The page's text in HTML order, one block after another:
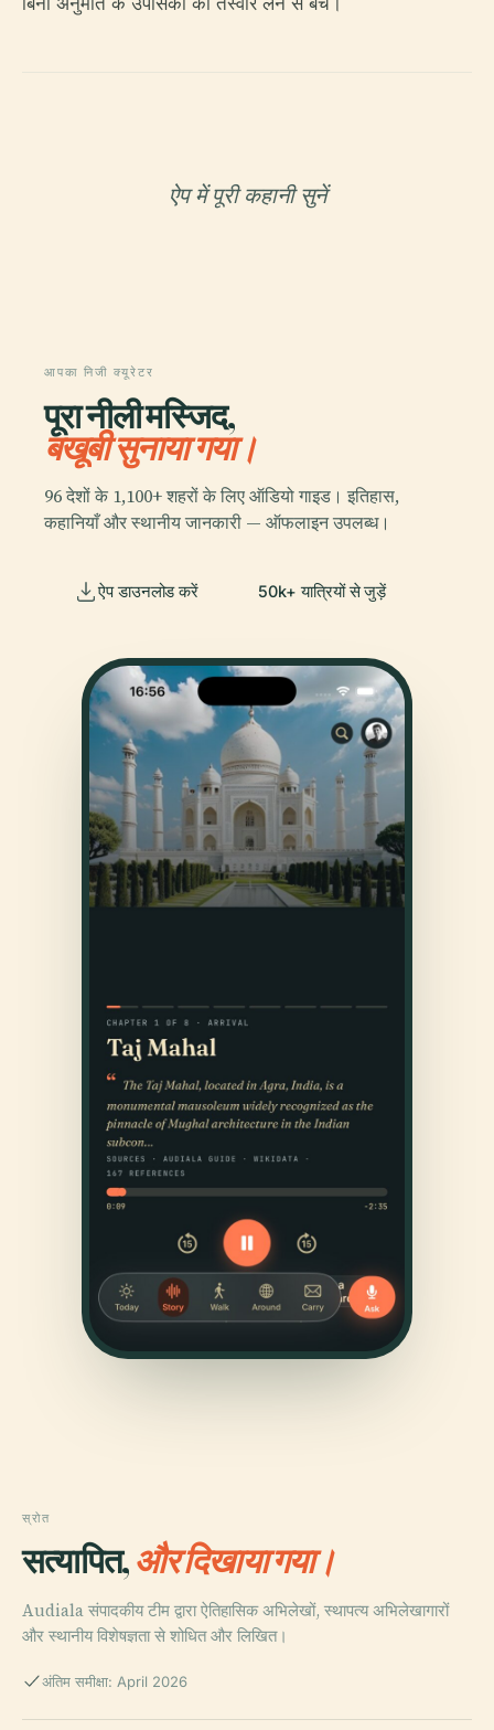
ऐप में पूरी कहानी सुनें
आपका निजी क्यूरेटर
पूरा नीली मस्जिद,
बखूबी सुनाया गया।
96 देशों के 1,100+ शहरों के लिए ऑडियो गाइड। इतिहास,
कहानियाँ और स्थानीय जानकारी — ऑफलाइन उपलब्ध।
ऐप डाउनलोड करें 50k+ यात्रियों से जुड़ें
स्रोत
सत्यापित,और दिखाया गया।
Audiala संपादकीय टीम द्वारा ऐतिहासिक अभिलेखों, स्थापत्य अभिलेखागारों
और स्थानीय विशेषज्ञता से शोधित और लिखित।
अंतिम समीक्षा: April 2026